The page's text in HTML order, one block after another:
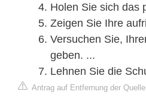
Holen Sie sich das
Zeigen Sie Ihre
Versuchen Sie,
geben. ...
Lehnen Sie die
Antrag auf Entfernung der Quelle